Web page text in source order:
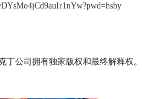
公司拥有独家版权和最终解释权。